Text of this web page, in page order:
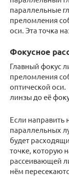
параллельные
преломления
оси. Эта точка
Фокусное
Главный фокус
преломления
оптической оси.
линзы до её
Если направить
параллельных
будет
точке, которую
рассеивающей
нём